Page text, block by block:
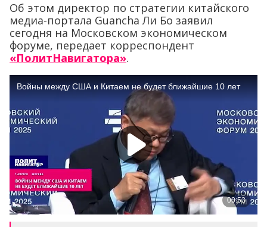
Об этом директор по стратегии китайского
медиа-портала Guancha Ли Бо заявил
сегодня на Московском экономическом
форуме, передает корреспондент
«ПолитНавигатора».